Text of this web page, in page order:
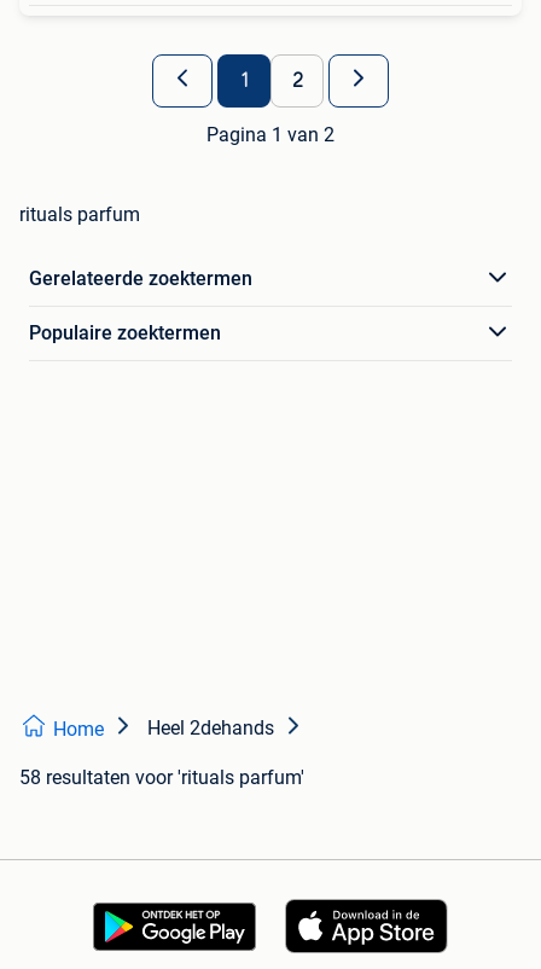
1 2
Pagina 1 van 2
rituals parfum
Gerelateerde zoektermen
Populaire zoektermen
Home Heel 2dehands
58 resultaten voor 'rituals parfum'